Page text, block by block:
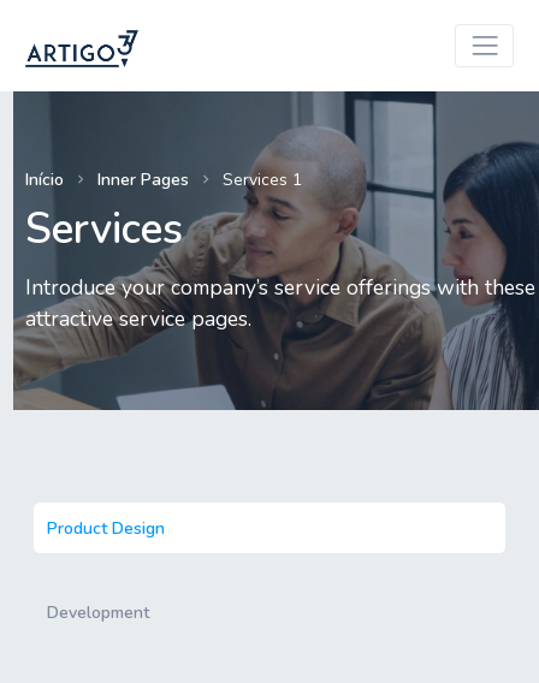
Início Inner Pages Services 1
Services
Introduce your company’s service offerings with these
attractive service pages.
Product Design
Development